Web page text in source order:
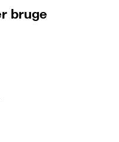
bruge